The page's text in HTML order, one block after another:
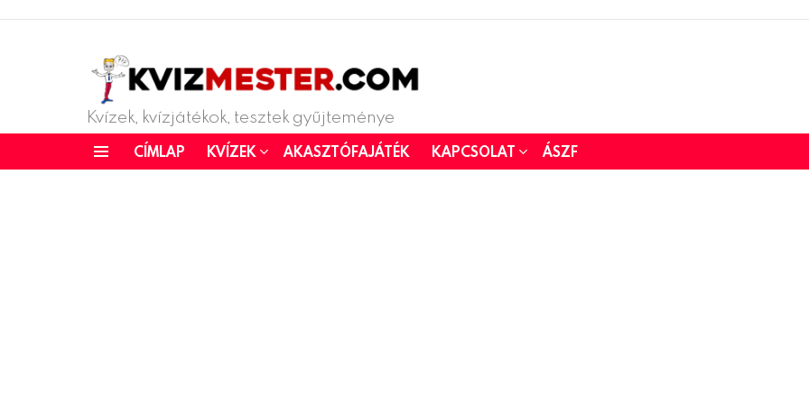
Kvízek, kvízjátékok, tesztek gyűjteménye
CÍMLAP KVÍZEK AKASZTÓFAJÁTÉK KAPCSOLAT ÁSZF